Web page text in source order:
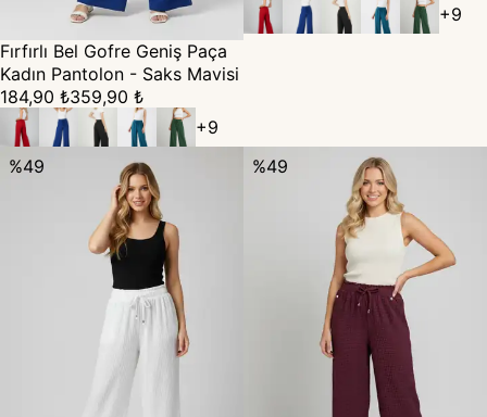
Fırfırlı Bel Gofre Geniş Paça
Kadın Pantolon - Saks Mavisi
184,90 ₺359,90 ₺
+9
+9
%49 %49